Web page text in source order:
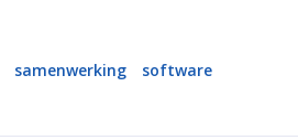
samenwerking software